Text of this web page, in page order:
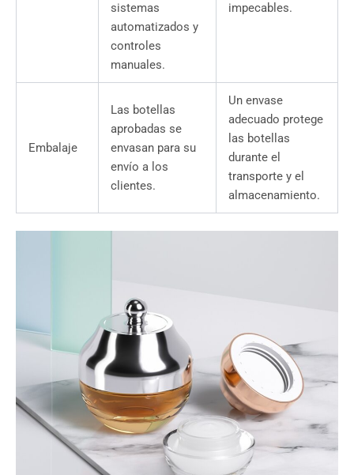
sistemas
automatizados y
controles
manuales.
impecables.
Embalaje
Las botellas
aprobadas se
envasan para su
envío a los
clientes.
Un envase
adecuado protege
las botellas
durante el
transporte y el
almacenamiento.